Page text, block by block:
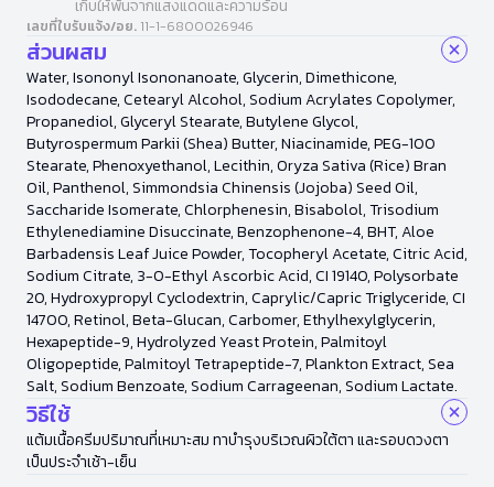
เก็บให้พ้นจากแสงแดดและความร้อน
เลขที่ใบรับแจ้ง/อย. 11-1-6800026946
ส่วนผสม
Water, Isononyl Isononanoate, Glycerin, Dimethicone,
Isododecane, Cetearyl Alcohol, Sodium Acrylates Copolymer,
Propanediol, Glyceryl Stearate, Butylene Glycol,
Butyrospermum Parkii (Shea) Butter, Niacinamide, PEG-100
Stearate, Phenoxyethanol, Lecithin, Oryza Sativa (Rice) Bran
Oil, Panthenol, Simmondsia Chinensis (Jojoba) Seed Oil,
Saccharide Isomerate, Chlorphenesin, Bisabolol, Trisodium
Ethylenediamine Disuccinate, Benzophenone-4, BHT, Aloe
Barbadensis Leaf Juice Powder, Tocopheryl Acetate, Citric Acid,
Sodium Citrate, 3-O-Ethyl Ascorbic Acid, CI 19140, Polysorbate
20, Hydroxypropyl Cyclodextrin, Caprylic/Capric Triglyceride, CI
14700, Retinol, Beta-Glucan, Carbomer, Ethylhexylglycerin,
Hexapeptide-9, Hydrolyzed Yeast Protein, Palmitoyl
Oligopeptide, Palmitoyl Tetrapeptide-7, Plankton Extract, Sea
Salt, Sodium Benzoate, Sodium Carrageenan, Sodium Lactate.
วิธีใช้
แต้มเนื้อครีมปริมาณที่เหมาะสม ทาบำรุงบริเวณผิวใต้ตา และรอบดวงตา
เป็นประจำเช้า-เย็น